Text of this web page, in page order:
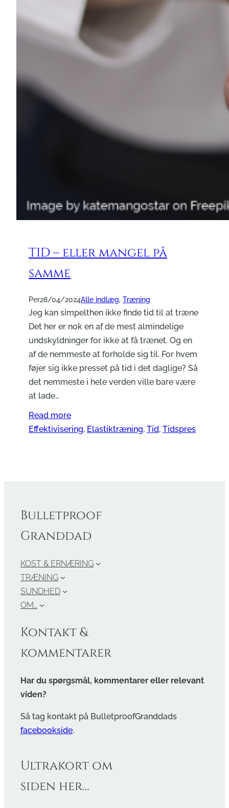
TID – eller mangel på
samme
Per28/04/2024Alle indlæg, Træning
Jeg kan simpelthen ikke finde tid til at træne
Det her er nok en af de mest almindelige
undskyldninger for ikke at få trænet. Og en
af de nemmeste at forholde sig til. For hvem
føjer sig ikke presset på tid i det daglige? Så
det nemmeste i hele verden ville bare være
at lade…
Read more
Effektivisering, Elastiktræning, Tid, Tidspres
Bulletproof
Granddad
KOST & ERNÆRING
TRÆNING
SUNDHED
OM…
Kontakt &
kommentarer
Har du spørgsmål, kommentarer eller relevant
viden?
Så tag kontakt på BulletproofGranddads
facebookside.
Ultrakort om
siden her…